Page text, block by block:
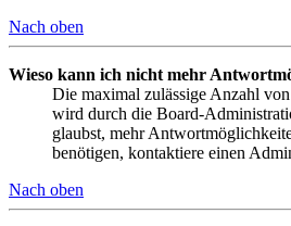
Nach oben
Wieso kann ich nicht mehr
Die maximal zulässige Anzahl
wird durch die Board-
glaubst, mehr
benötigen, kontaktiere einen
Nach oben